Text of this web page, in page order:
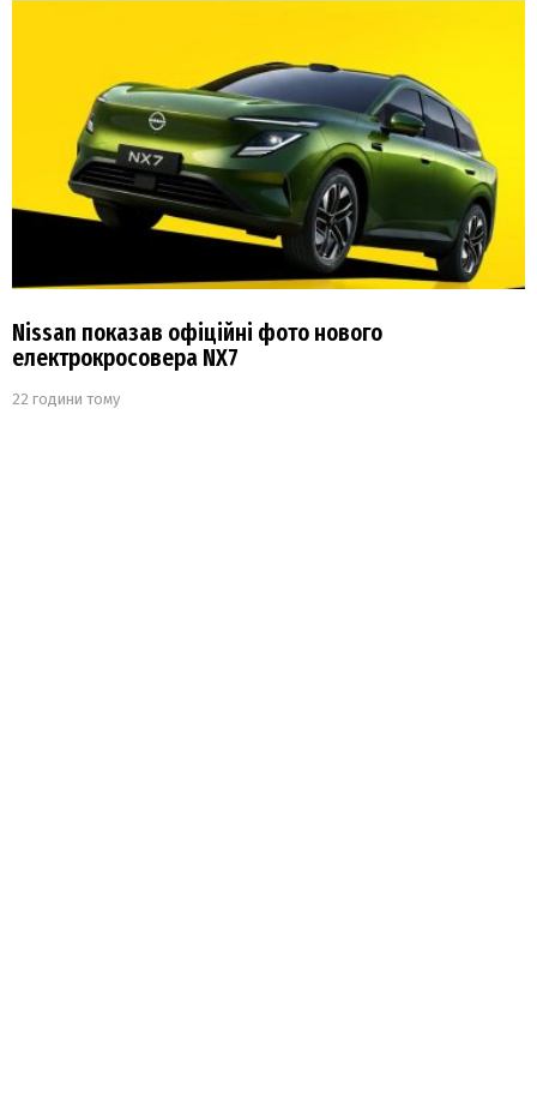
Nissan показав офіційні фото нового
електрокросовера NX7
22 години тому